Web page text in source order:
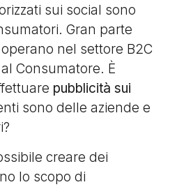
sui social sono
Gran parte
nel settore B2C
Consumatore. È
pubblicità sui
sono delle aziende e
creare dei
lo scopo di